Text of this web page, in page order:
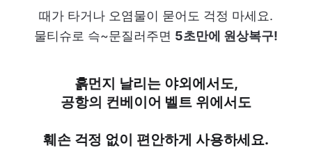
때가 타거나 오염물이 묻어도 걱정 마세요.
물티슈로 슥~문질러주면 5초만에 원상복구!
흙먼지 날리는 야외에서도,
공항의 컨베이어 벨트 위에서도
훼손 걱정 없이 편안하게 사용하세요.